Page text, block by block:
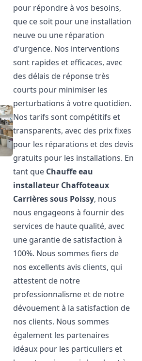
pour répondre à vos besoins,
que ce soit pour une installation
neuve ou une réparation
d'urgence. Nos interventions
sont rapides et efficaces, avec
des délais de réponse très
courts pour minimiser les
perturbations à votre quotidien.
Nos tarifs sont compétitifs et
transparents, avec des prix fixes
pour les réparations et des devis
gratuits pour les installations. En
tant que Chauffe eau
installateur Chaffoteaux
Carrières sous Poissy, nous
nous engageons à fournir des
services de haute qualité, avec
une garantie de satisfaction à
100%. Nous sommes fiers de
nos excellents avis clients, qui
attestent de notre
professionnalisme et de notre
dévouement à la satisfaction de
nos clients. Nous sommes
également les partenaires
idéaux pour les particuliers et